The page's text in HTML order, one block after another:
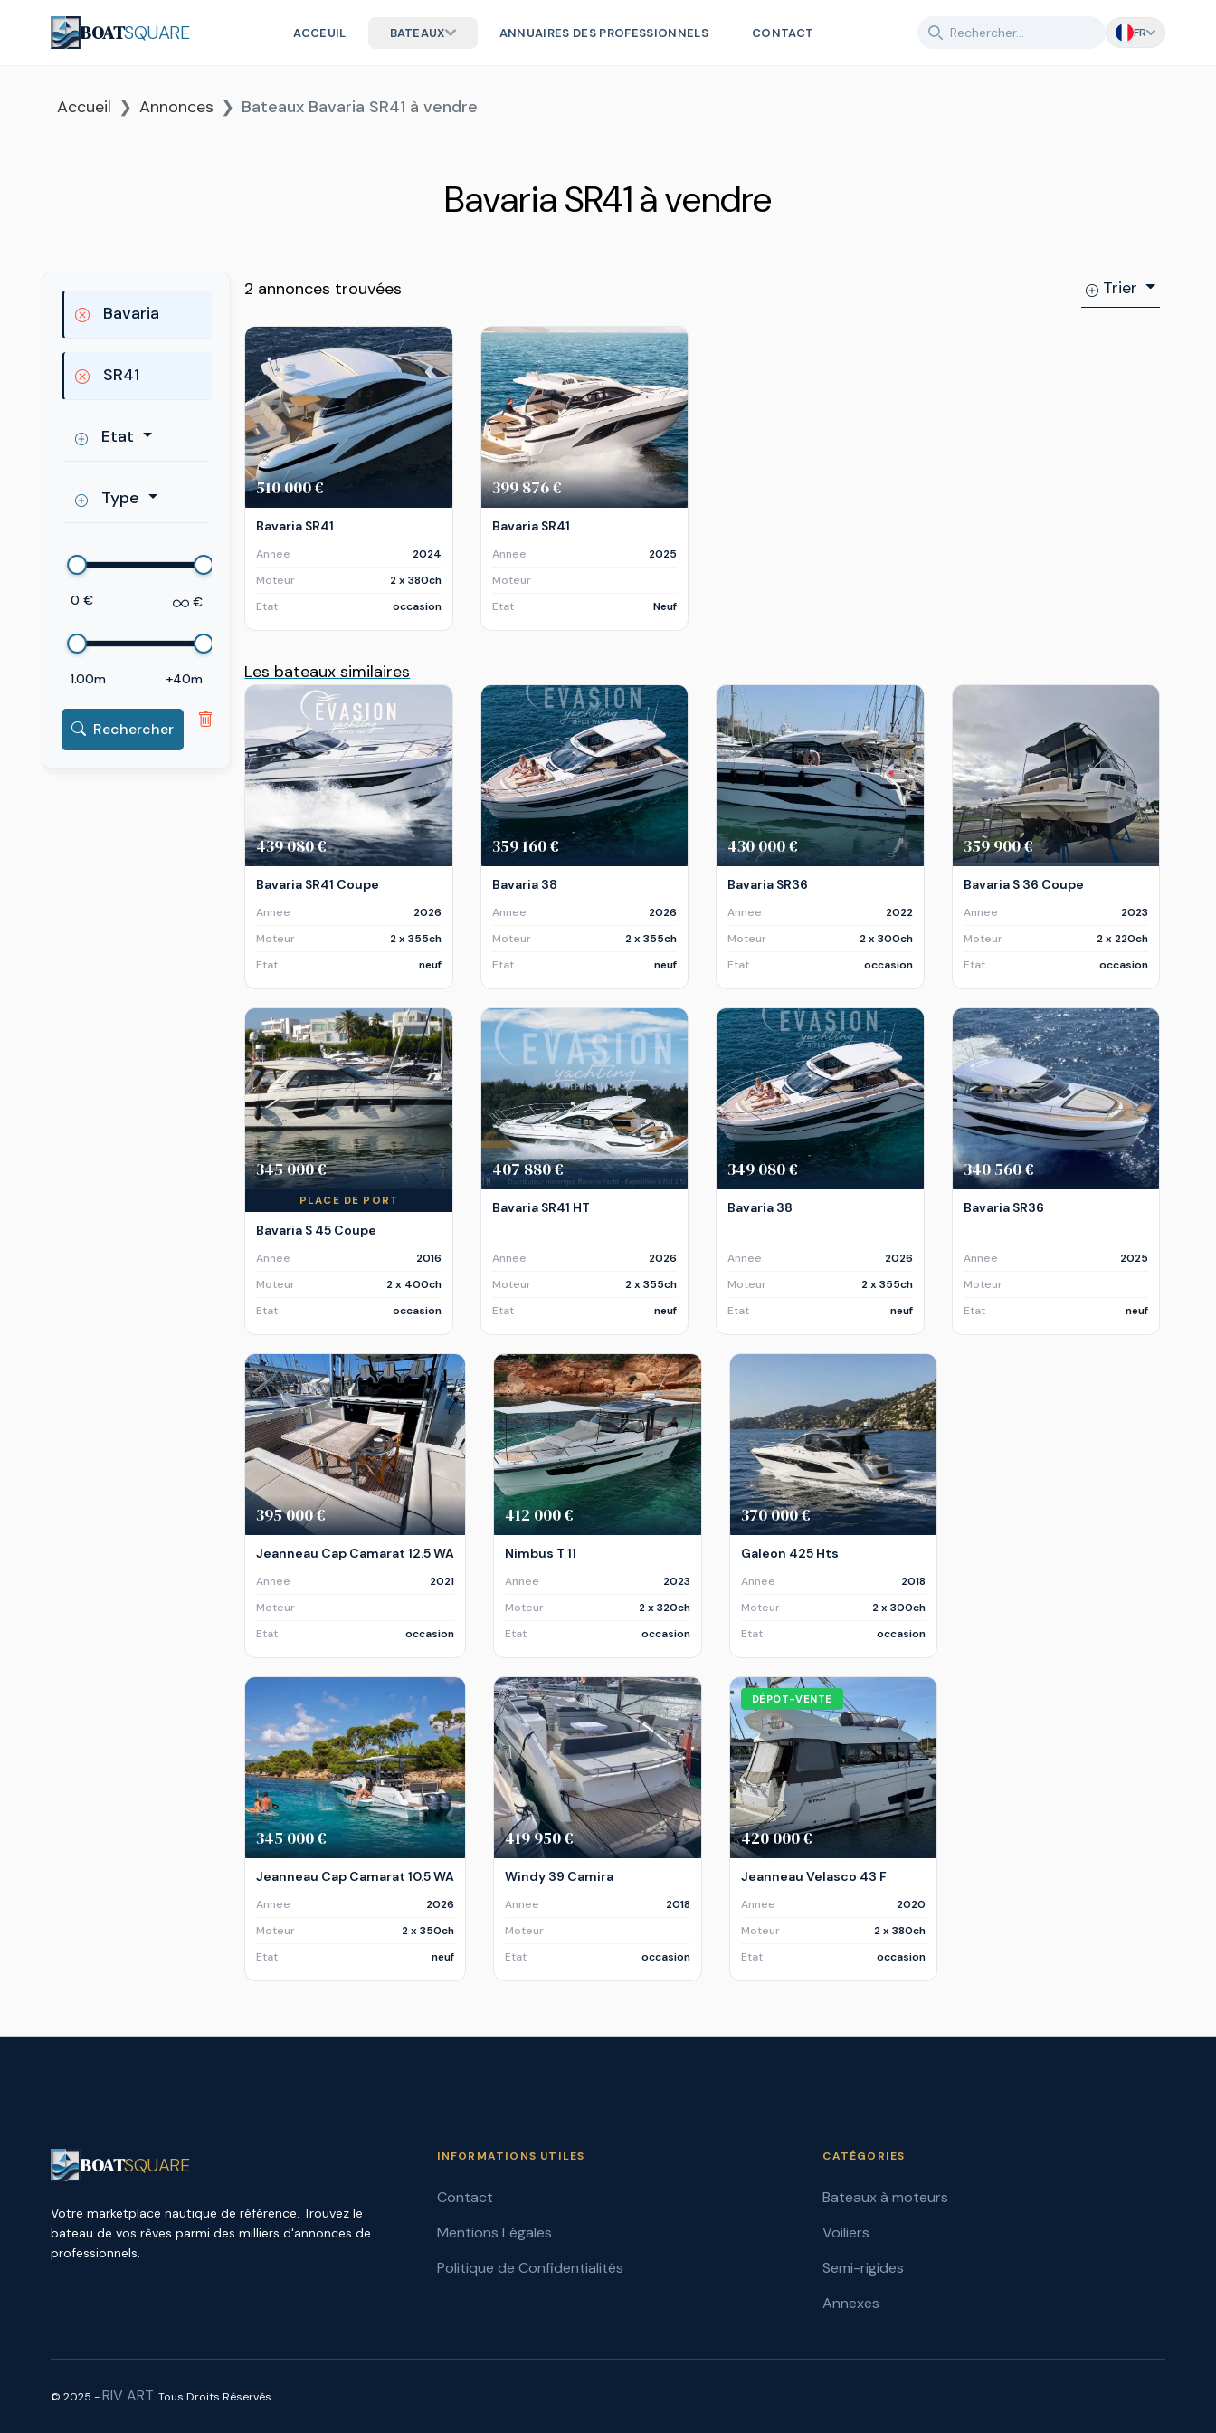
BOATSQUARE ACCEUIL BATEAUX ANNUAIRES DES PROFESSIONNELS CONTACT FR
Accueil Annonces Bateaux Bavaria SR41 à vendre
Bavaria SR41 à vendre
Bavaria
SR41
Etat
Type
0 € €
1.00m +40m
Rechercher
2 annonces trouvées Trier
510 000 €
Bavaria SR41
Annee
2024
Moteur
2 x 380ch
Etat
occasion
399 876 €
Bavaria SR41
Annee
2025
Moteur
Etat
Neuf
Les bateaux similaires
439 080 €
Bavaria SR41 Coupe
Annee
2026
Moteur
2 x 355ch
Etat
neuf
359 160 €
Bavaria 38
Annee
2026
Moteur
2 x 355ch
Etat
neuf
430 000 €
Bavaria SR36
Annee
2022
Moteur
2 x 300ch
Etat
occasion
359 900 €
Bavaria S 36 Coupe
Annee
2023
Moteur
2 x 220ch
Etat
occasion
345 000 €
PLACE DE PORT
Bavaria S 45 Coupe
Annee
2016
Moteur
2 x 400ch
Etat
occasion
407 880 €
Bavaria SR41 HT
Annee
2026
Moteur
2 x 355ch
Etat
neuf
349 080 €
Bavaria 38
Annee
2026
Moteur
2 x 355ch
Etat
neuf
340 560 €
Bavaria SR36
Annee
2025
Moteur
Etat
neuf
395 000 €
Jeanneau Cap Camarat 12.5 WA
Annee
2021
Moteur
Etat
occasion
412 000 €
Nimbus T 11
Annee
2023
Moteur
2 x 320ch
Etat
occasion
370 000 €
Galeon 425 Hts
Annee
2018
Moteur
2 x 300ch
Etat
occasion
345 000 €
Jeanneau Cap Camarat 10.5 WA
Annee
2026
Moteur
2 x 350ch
Etat
neuf
419 950 €
Windy 39 Camira
Annee
2018
Moteur
Etat
occasion
DÉPÔT-VENTE
420 000 €
Jeanneau Velasco 43 F
Annee
2020
Moteur
2 x 380ch
Etat
occasion
BOATSQUARE
Votre marketplace nautique de référence. Trouvez le
bateau de vos rêves parmi des milliers d'annonces de
professionnels.
INFORMATIONS UTILES
Contact
Mentions Légales
Politique de Confidentialités
CATÉGORIES
Bateaux à moteurs
Voiliers
Semi-rigides
Annexes
© 2025 -RIV ART. Tous Droits Réservés.